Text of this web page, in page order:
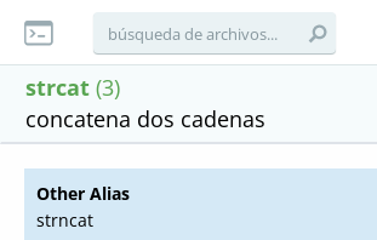
strcat (3)
concatena dos cadenas
Other Alias
strncat